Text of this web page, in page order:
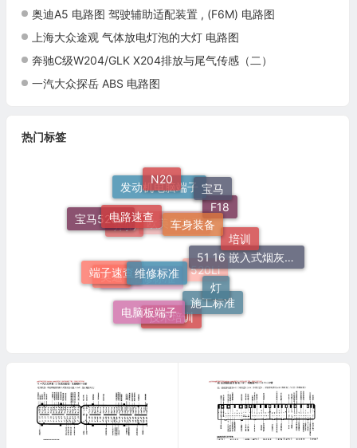
奥迪A5 电路图 驾驶辅助适配装置 , (F6M) 电路图
上海大众途观 气体放电灯泡的大灯 电路图
奔驰C级W204/GLK X204排放与尾气传感（二）
一汽大众探岳 ABS 电路图
热门标签
电脑板端子
技术培训
施工标准
灯
端子速查
奥迪
群辉维修标准
520Li
51 16 嵌入式烟灰缸托架
培训
车身装备
电路速查
宝马520Li
奔驰
欧美日车系
F18
宝马
N20
发动机电脑端子